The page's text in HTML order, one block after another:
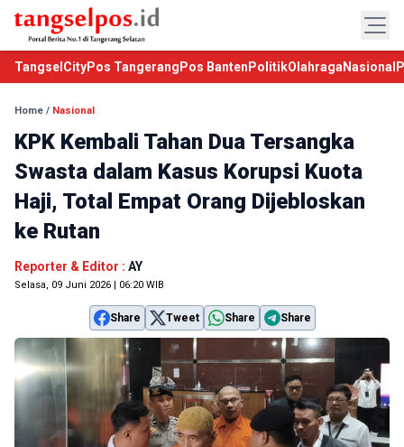
TangselCityPos Tangerang Pos Banten PolitikOlahraga Nasional
Home / Nasional
KPK Kembali Tahan Dua Tersangka
Swasta dalam Kasus Korupsi Kuota
Haji, Total Empat Orang Dijebloskan
ke Rutan
Reporter & Editor : AY
Selasa, 09 Juni 2026 | 06:20 WIB
Share Tweet Share Share